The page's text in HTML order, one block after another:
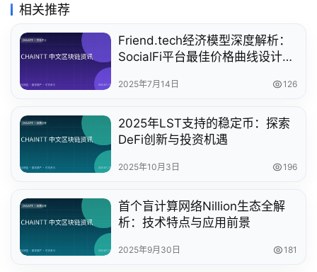
相关推荐
Friend.tech经济模型深度解析：
SocialFi平台最佳价格曲线设计策
2025年7月14日 126
2025年LST支持的稳定币：探索
DeFi创新与投资机遇
2025年10月3日 196
首个盲计算网络Nillion生态全解
析：技术特点与应用前景
2025年9月30日 181